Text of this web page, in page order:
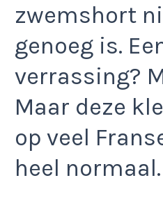
zwemshort
genoeg is.
verrassing?
Maar deze
op veel
heel normaal.